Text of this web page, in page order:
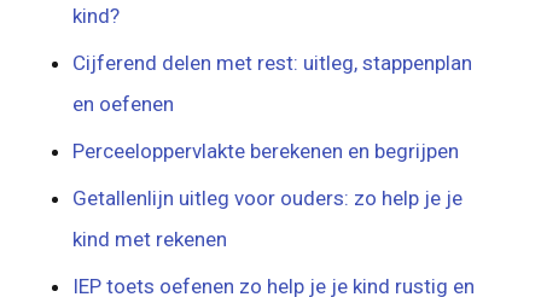
kind?
Cijferend delen met rest: uitleg, stappenplan
en oefenen
Perceeloppervlakte berekenen en begrijpen
Getallenlijn uitleg voor ouders: zo help je je
kind met rekenen
IEP toets oefenen zo help je je kind rustig en